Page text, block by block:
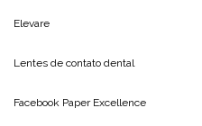
Elevare
Lentes de contato dental
Facebook Paper Excellence